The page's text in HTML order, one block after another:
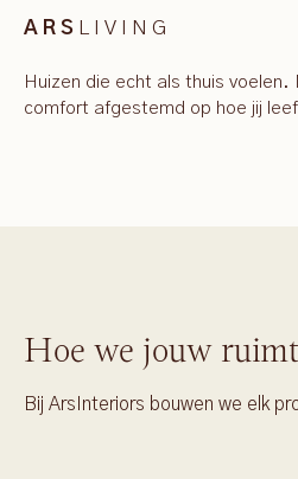
ARS LIVING
Huizen die echt als thuis
comfort afgestemd op hoe jij
Hoe we jouw
Bij ArsInteriors bouwen we elk